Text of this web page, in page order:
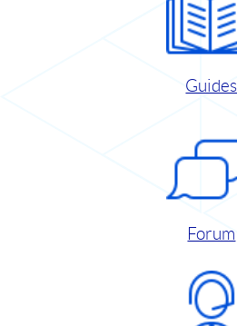
Guides
Forum